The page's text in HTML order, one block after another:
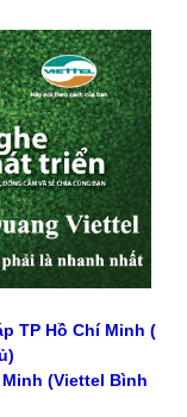
TP Hồ Chí Minh (
(Viettel Bình